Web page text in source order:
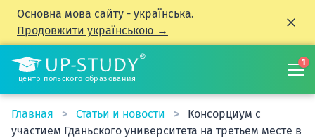
Основна мова сайту - українська.
Продовжити українською →
центр польского образования
1
Главная Статьи и новости
Консорциум с
участием Гданьского университета на третьем месте в